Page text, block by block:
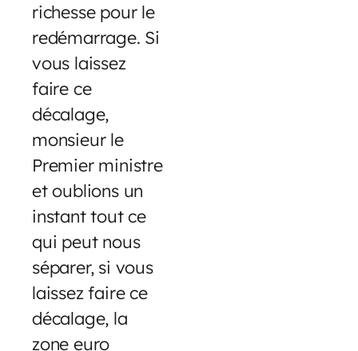
richesse pour le
redémarrage. Si
vous laissez
faire ce
décalage,
monsieur le
Premier ministre
et oublions un
instant tout ce
qui peut nous
séparer, si vous
laissez faire ce
décalage, la
zone euro